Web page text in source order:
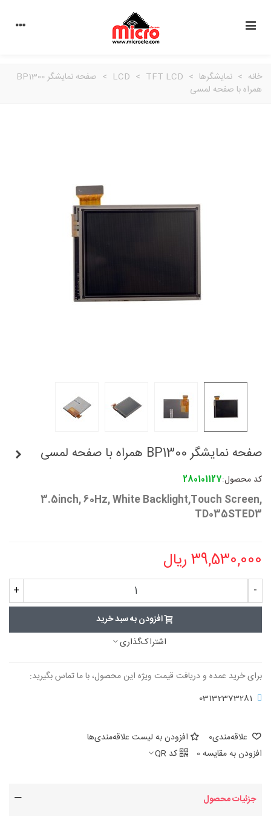
خانه > نمایشگرها >
LCD > TFT LCD
>
صفحه نمایشگر BP1300
همراه با صفحه لمسی
صفحه نمایشگر BP1300 همراه با صفحه لمسی
کد محصول:280101127
3.5inch, 60Hz, White Backlight,Touch Screen,
TD035STED3
39,530,000 ریال
-
+
افزودن به سبد خرید
اشتراک‌گذاری
برای خرید عمده و دریافت قیمت ویژه این محصول، با ما تماس بگیرید:
03132373281
علاقه‌مندی0
افزودن به لیست علاقه‌مندی‌ها
افزودن به مقایسه0 کد QR
جزئیات محصول